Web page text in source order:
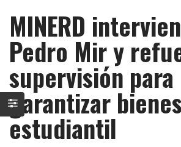
MINERD
Pedro Mir y
supervisión para
garantizar
estudiantil